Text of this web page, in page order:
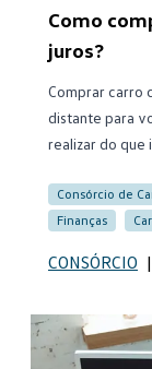
Como
juros?
Comprar carro
distante para
realizar do que
Consórcio de
Finanças
CONSÓRCIO |